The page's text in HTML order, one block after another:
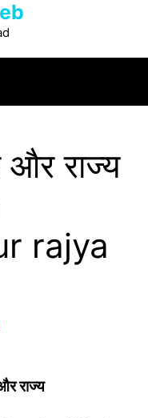
और राज्‍य
rajya
राज्‍य